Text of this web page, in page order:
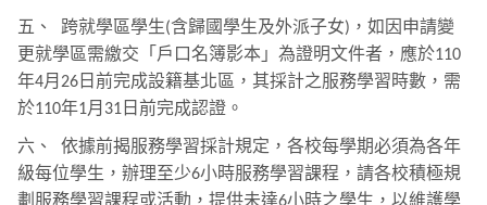
五、 跨就學區學生(含歸國學生及外派子女) ，如因申請變
更就學區需繳交「戶口名簿影本」為證明文件者，應於110
年4月 26 日前完成設籍基北區，其採計之服務學習時數，需
於110年1月 31 日前完成認證。
六、
依據前揭服務學習採計規定，各校每學期必須為各年
級每位學生，辦理至少6小時服務學習課程，請各校積極規
劃服務學習課程或活動，提供未達 小時之學生，以維護學